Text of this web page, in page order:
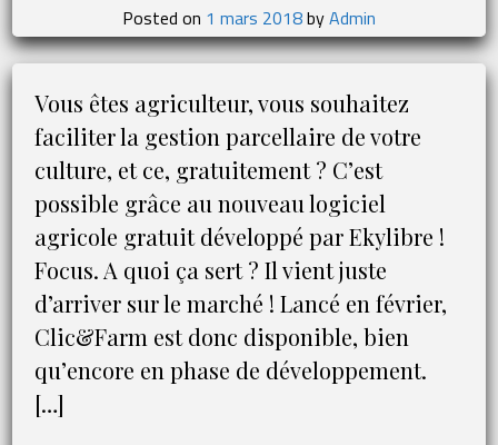
agriculteurs
et
les
nouvelles
mesures
prises
suite
au
Covid-
19
?
Posted on 1 mars 2018byAdmin
Vous êtes agriculteur, vous souhaitez
faciliter la gestion parcellaire de votre
culture, et ce, gratuitement ? C’est
possible grâce au nouveau logiciel
agricole gratuit développé par Ekylibre !
Focus. A quoi ça sert ? Il vient juste
d’arriver sur le marché ! Lancé en février,
Clic&Farm est donc disponible, bien
qu’encore en phase de développement.
[…]